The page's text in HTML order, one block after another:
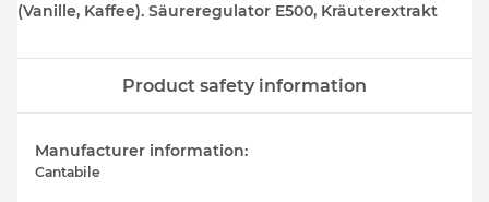
(Vanille, Kaffee). Säureregulator E500, Kräuterextrakt
Product safety information
Manufacturer information:
Cantabile